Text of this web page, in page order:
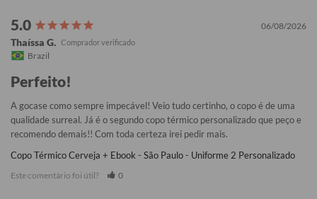
06/08/2026
Thaíssa G.
Brazil
Perfeito!
A gocase como sempre impecável! Veio tudo certinho, o copo é de uma
qualidade surreal. Já é o segundo copo térmico personalizado que peço e
recomendo demais!! Com toda certeza irei pedir mais.
Copo Térmico Cerveja + Ebook - São Paulo - Uniforme 2 Personalizado
Este comentário foi útil? 0